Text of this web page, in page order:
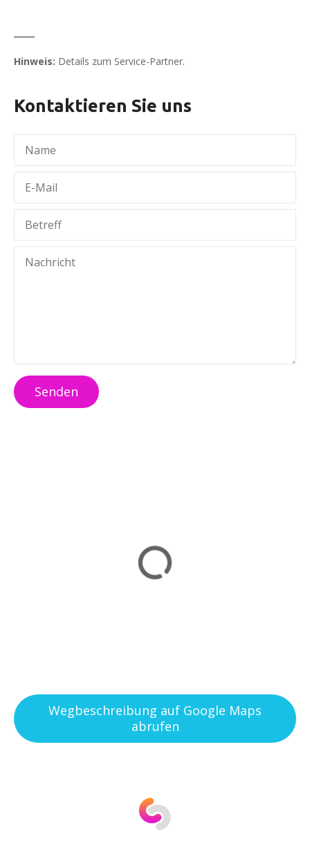
Hinweis: Details zum Service-Partner.
Kontaktieren Sie uns
Senden
Wegbeschreibung auf Google Maps
abrufen